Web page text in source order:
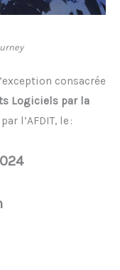
consacrée
Logiciels par la
l’AFDIT, le :